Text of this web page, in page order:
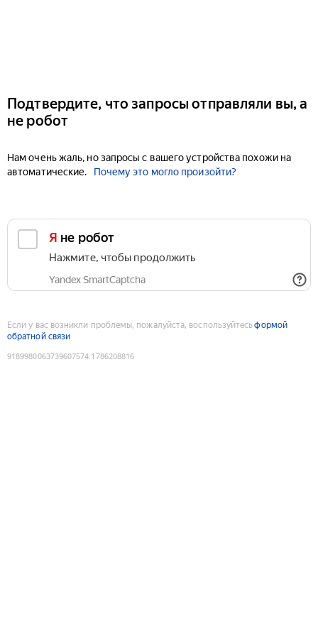
Подтвердите, что запросы отправляли вы, а
не робот
Нам очень жаль, но запросы с вашего устройства похожи на
автоматические.
Почему это могло произойти?
Я не робот
Нажмите, чтобы продолжить
Yandex SmartCaptcha
Если у вас возникли проблемы, пожалуйста, воспользуйтесьформой
обратной связи
9189980063739607574:1786208816